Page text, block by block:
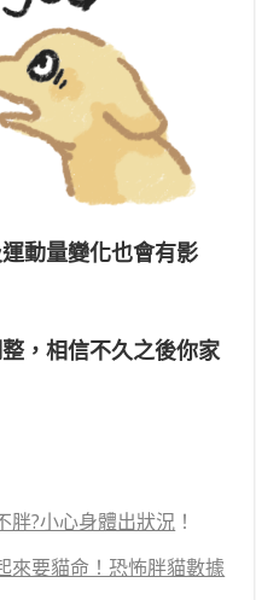
動量變化也會有影
，相信不久之後你家
胖?小心身體出狀況 ！
來要貓命！恐怖胖貓數據